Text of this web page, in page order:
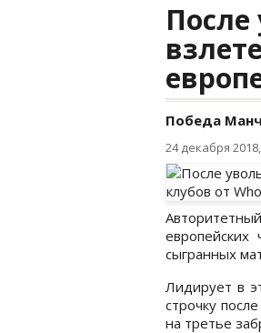
Победа
24 декабря
сыгранных
Лидирует в
строчку
на третье